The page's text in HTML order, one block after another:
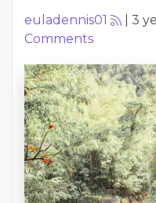
euladennis01 3
Comments